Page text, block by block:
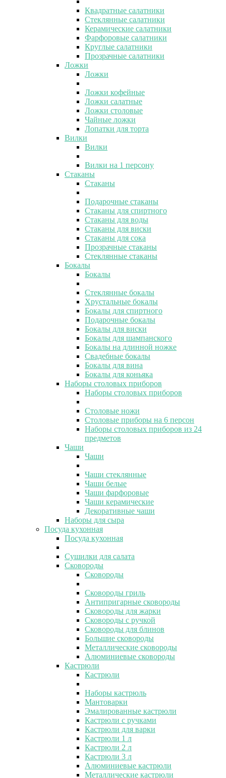
Квадратные салатники
Стеклянные салатники
Керамические салатники
Фарфоровые салатники
Круглые салатники
Прозрачные салатники
Ложки
Ложки
Ложки кофейные
Ложки салатные
Ложки столовые
Чайные ложки
Лопатки для торта
Вилки
Вилки
Вилки на 1 персону
Стаканы
Стаканы
Подарочные стаканы
Стаканы для спиртного
Стаканы для воды
Стаканы для виски
Стаканы для сока
Прозрачные стаканы
Стеклянные стаканы
Бокалы
Бокалы
Стеклянные бокалы
Хрустальные бокалы
Бокалы для спиртного
Подарочные бокалы
Бокалы для виски
Бокалы для шампанского
Бокалы на длинной ножке
Свадебные бокалы
Бокалы для вина
Бокалы для коньяка
Наборы столовых приборов
Наборы столовых приборов
Столовые ножи
Столовые приборы на 6 персон
Наборы столовых приборов из 24
предметов
Чаши
Чаши
Чаши стеклянные
Чаши белые
Чаши фарфоровые
Чаши керамические
Декоративные чаши
Наборы для сыра
Посуда кухонная
Посуда кухонная
Сушилки для салата
Сковороды
Сковороды
Сковороды гриль
Антипригарные сковороды
Сковороды для жарки
Сковороды с ручкой
Сковороды для блинов
Большие сковороды
Металлические сковороды
Алюминиевые сковороды
Кастрюли
Кастрюли
Наборы кастрюль
Мантоварки
Эмалированные кастрюли
Кастрюли с ручками
Кастрюли для варки
Кастрюли 1 л
Кастрюли 2 л
Кастрюли 3 л
Алюминиевые кастрюли
Металлические кастрюли